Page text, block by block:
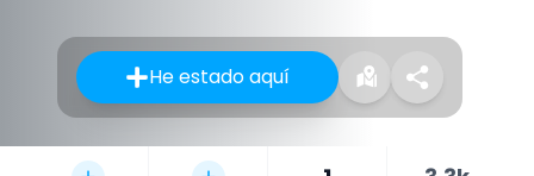
He estado aquí